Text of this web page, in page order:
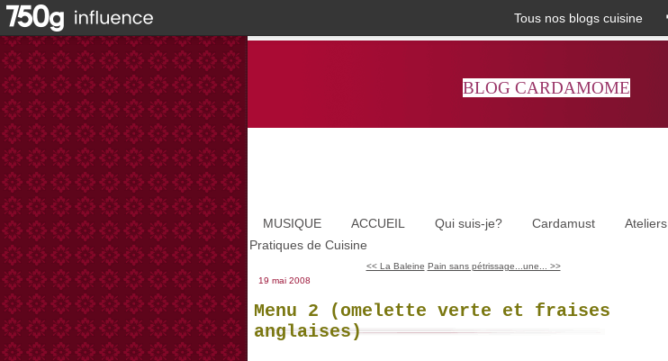
Tous nos blogs cuisine
BLOG CARDAMOME
MUSIQUE ACCUEIL Qui suis-je? Cardamust
Ateliers
Pratiques de Cuisine
<< La Baleine Pain sans pétrissage...une... >>
19 mai 2008
Menu 2 (omelette verte et fraises
anglaises)